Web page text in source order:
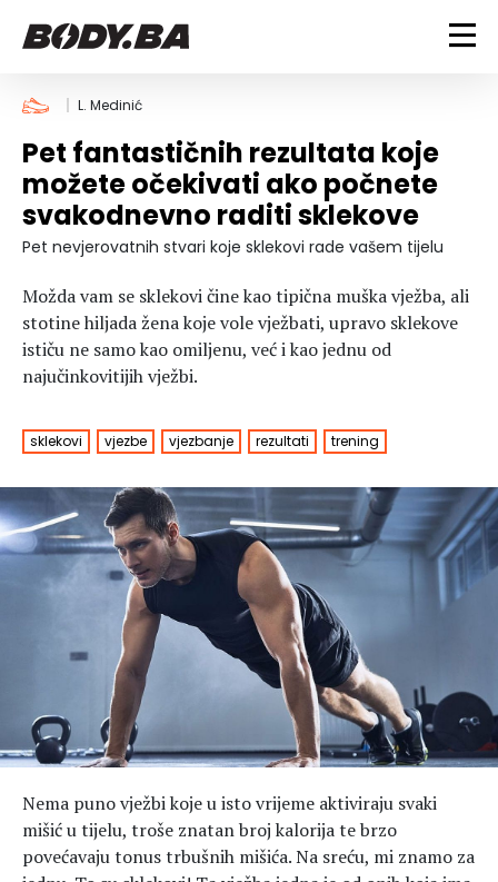
FITNESS
Vježbanje
Mršanje
Discipline
Indoor & Outdoor
BODYBUILDING
Trening i vježbe
Takmičarski bodybuilding
Ostalo
ISHRANA
Nutricionizam
Recepti
Suplementi
ZDRAVLJE
Um i tijelo
Povrede i bolesti
Trudnice
LIFESTYLE
Fitness
Ishrana
Zdravlje
Hedonizam
MAGAZIN
Njega nje
Njega njega
Šminka
Tehnologija
KALORIJE
L. Medinić
Pet fantastičnih rezultata koje
možete očekivati ako počnete
svakodnevno raditi sklekove
Pet nevjerovatnih stvari koje sklekovi rade vašem tijelu
Možda vam se sklekovi čine kao tipična muška vježba, ali
stotine hiljada žena koje vole vježbati, upravo sklekove
ističu ne samo kao omiljenu, već i kao jednu od
najučinkovitijih vježbi.
sklekovi vjezbe vjezbanje rezultati trening
Nema puno vježbi koje u isto vrijeme aktiviraju svaki
mišić u tijelu, troše znatan broj kalorija te brzo
povećavaju tonus trbušnih mišića. Na sreću, mi znamo za